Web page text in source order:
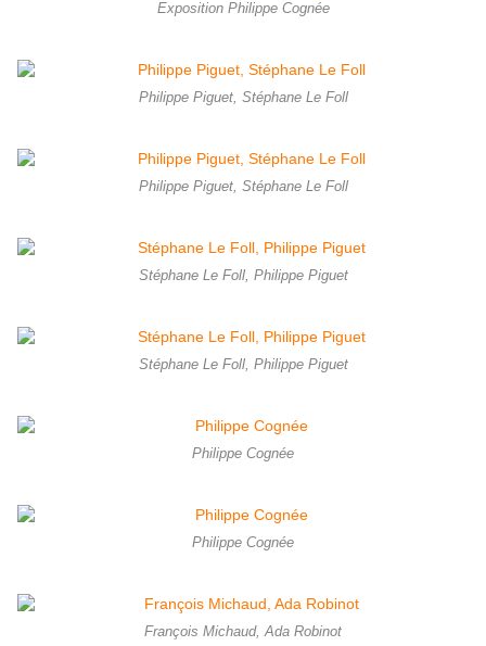
Exposition Philippe Cognée
Philippe Piguet, Stéphane Le Foll
Philippe Piguet, Stéphane Le Foll
Stéphane Le Foll, Philippe Piguet
Stéphane Le Foll, Philippe Piguet
Philippe Cognée
Philippe Cognée
François Michaud, Ada Robinot